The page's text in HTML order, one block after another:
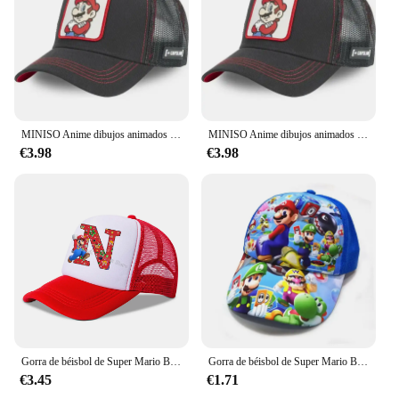
€3.98 €3.98
€3.45
Gorra de béisbol de Super Mario Bros para niños, gorras de Sol para hombres y mujeres, sombrero con visera de figura de juego, sombreros de verano de algodón, accesorios de moda, regalo
€1.71